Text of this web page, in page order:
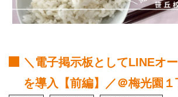
＼電子掲示板としてLINEオ
を導入【前編】／＠梅光園